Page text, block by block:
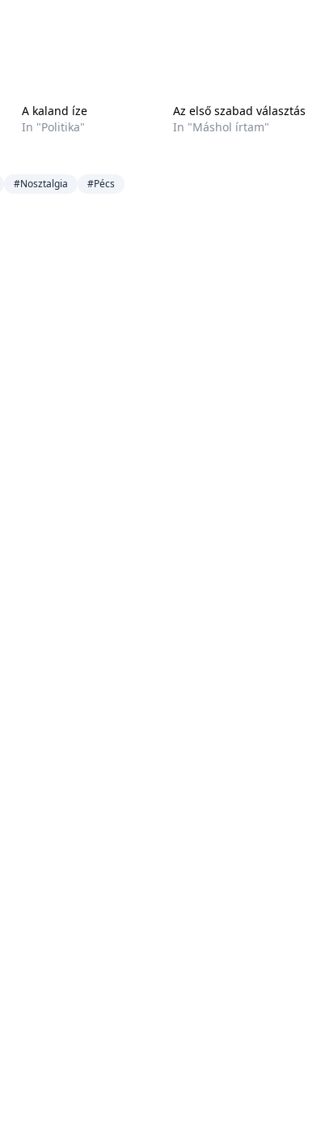
A kaland íze
In "Politika"
Az első szabad választás
In "Máshol írtam"
#Nosztalgia #Pécs